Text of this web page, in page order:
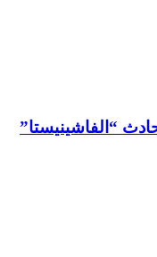
“الفاشينيستا”